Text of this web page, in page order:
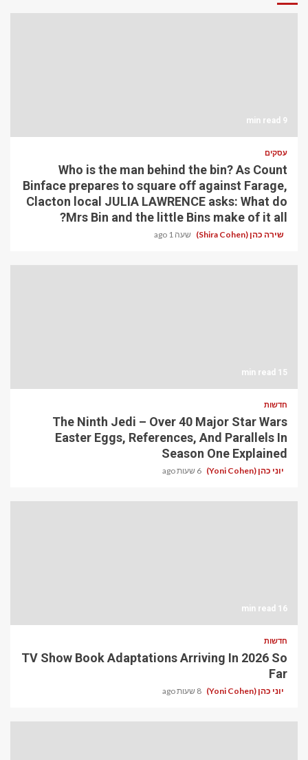
9 min read
עסקים
Who is the man behind the bin? As Count
Binface prepares to square off against Farage,
Clacton local JULIA LAWRENCE asks: What do
Mrs Bin and the little Bins make of it all?
שירה כהן (Shira Cohen) שעה 1 ago
15 min read
חדשות
The Ninth Jedi – Over 40 Major Star Wars
Easter Eggs, References, And Parallels In
Season One Explained
יוני כהן (Yoni Cohen) 6 שעות ago
16 min read
חדשות
TV Show Book Adaptations Arriving In 2026 So
Far
יוני כהן (Yoni Cohen) 8 שעות ago